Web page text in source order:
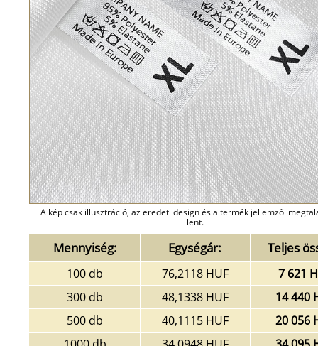
A kép csak illusztráció, az eredeti design és a termék jellemzői
lent.
Mennyiség: Egységár: Teljes
100 db 76,2118 HUF
7 621
300 db
48,1338 HUF
14 440
500 db
40,1115 HUF
20 056